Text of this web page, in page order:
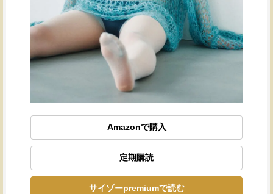
Amazonで購入
定期購読
サイゾーpremiumで読む